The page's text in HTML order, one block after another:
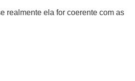
realmente ela for coerente com as